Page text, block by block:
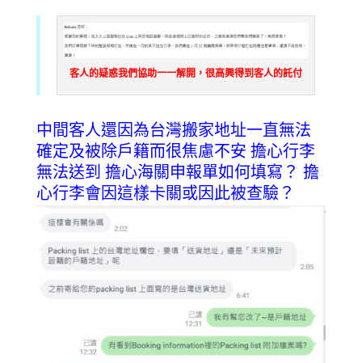
客人的疑惑我們協助一一解開，很高興得到客人的託付
中間客人還因為台灣搬家地址一直無法
確定及被除戶籍而很焦慮不安 擔心行李
無法送到 擔心海關申報單如何填寫？ 擔
心行李會因這樣卡關或因此被查驗？